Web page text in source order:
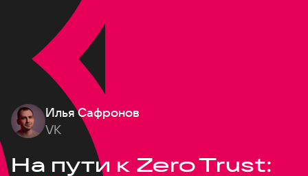
Илья Сафронов
VK
На пути к Zero Trust: